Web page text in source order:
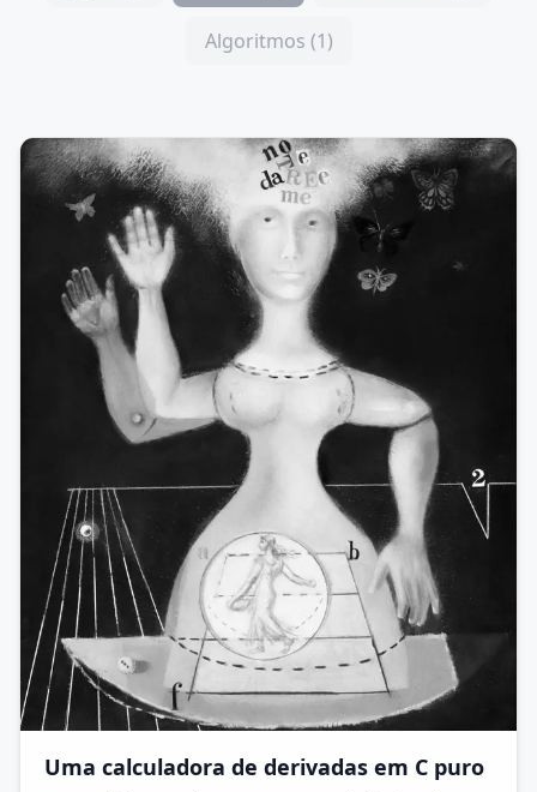
Algoritmos (1)
Uma calculadora de derivadas em C puro